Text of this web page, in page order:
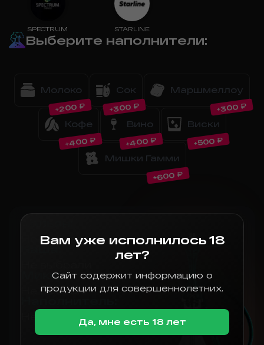
SPECTRUM STARLINE
Выберите наполнители:
Молоко
+200 ₽
Сок
+300 ₽
Маршмеллоу
+300 ₽
Кофе
+400 ₽
Вино
+400 ₽
Виски
+500 ₽
Мишки Гамми
+600 ₽
Кальян
Не выбрали
Микс:
Не выбран
Не выбрали
Вам уже исполнилось 18
лет?
Сайт содержит информацию о
продукции для совершеннолетних.
Да, мне есть 18 лет